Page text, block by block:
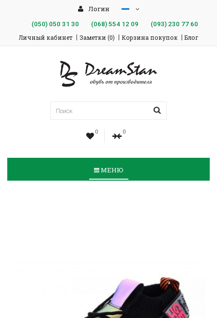
Логин
(050)050 31 30 (068)554 12 09 (093)230 77 60
Личный кабинет Заметки (0) Корзина покупок Блог
0 0
МЕНЮ